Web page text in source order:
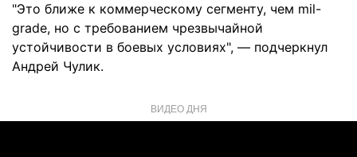
"Это ближе к коммерческому сегменту, чем mil-
grade, но с требованием чрезвычайной
устойчивости в боевых условиях", — подчеркнул
Андрей Чулик.
ВИДЕО ДНЯ